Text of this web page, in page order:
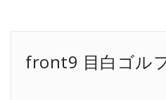
front9 目白ゴル